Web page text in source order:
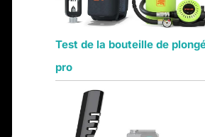
Test de la bouteille de
pro